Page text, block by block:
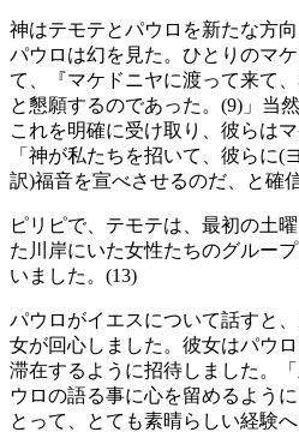
神はテモテとパウロを新たな方
パウロは幻を見た。ひとりのマ
て、『マケドニヤに渡って来て
と懇願するのであった。(9)」当
これを明確に受け取り、彼らは
「神が私たちを招いて、彼らに(
訳)福音を宣べさせるのだ、と確
ピリピで、テモテは、最初の土
た川岸にいた女性たちのグルー
いました。(13)
パウロがイエスについて話すと
女が回心しました。彼女はパウ
滞在するように招待しました。
ウロの語る事に心を留めるよう
とって、とても素晴らしい経験へ